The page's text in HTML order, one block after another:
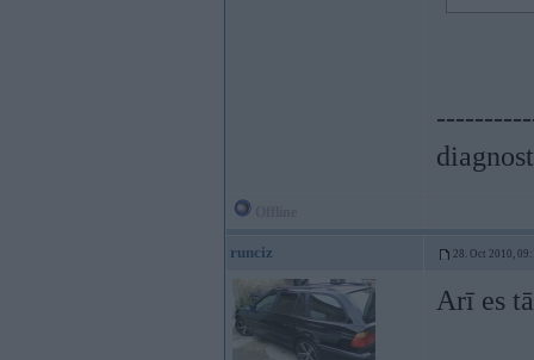
runciz 28. Oct 2010,
Arī es